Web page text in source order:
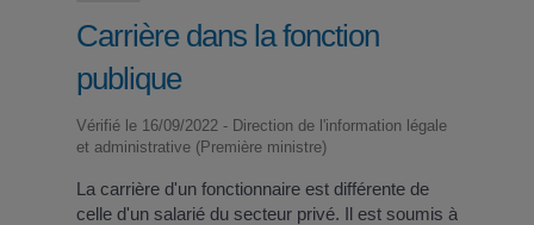
Carrière dans la fonction
publique
Vérifié le 16/09/2022 - Direction de l'information légale
et administrative (Première ministre)
La carrière d'un fonctionnaire est différente de
celle d'un salarié du secteur privé. Il est soumis à